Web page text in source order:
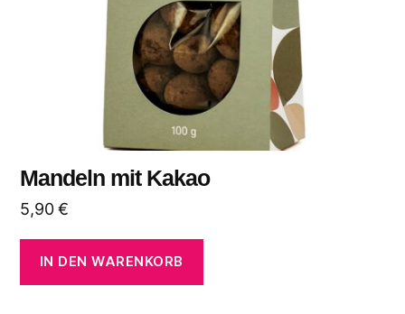
Mandeln mit Kakao
5,90€
IN DEN WARENKORB